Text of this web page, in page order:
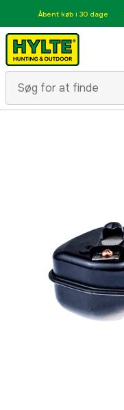
Åbent køb i 30 dage